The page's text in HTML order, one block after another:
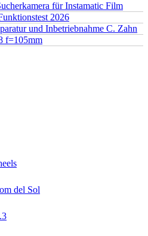
für Instamatic Film
2026
und Inbetriebnahme C. Zahn
f=105mm
del Sol